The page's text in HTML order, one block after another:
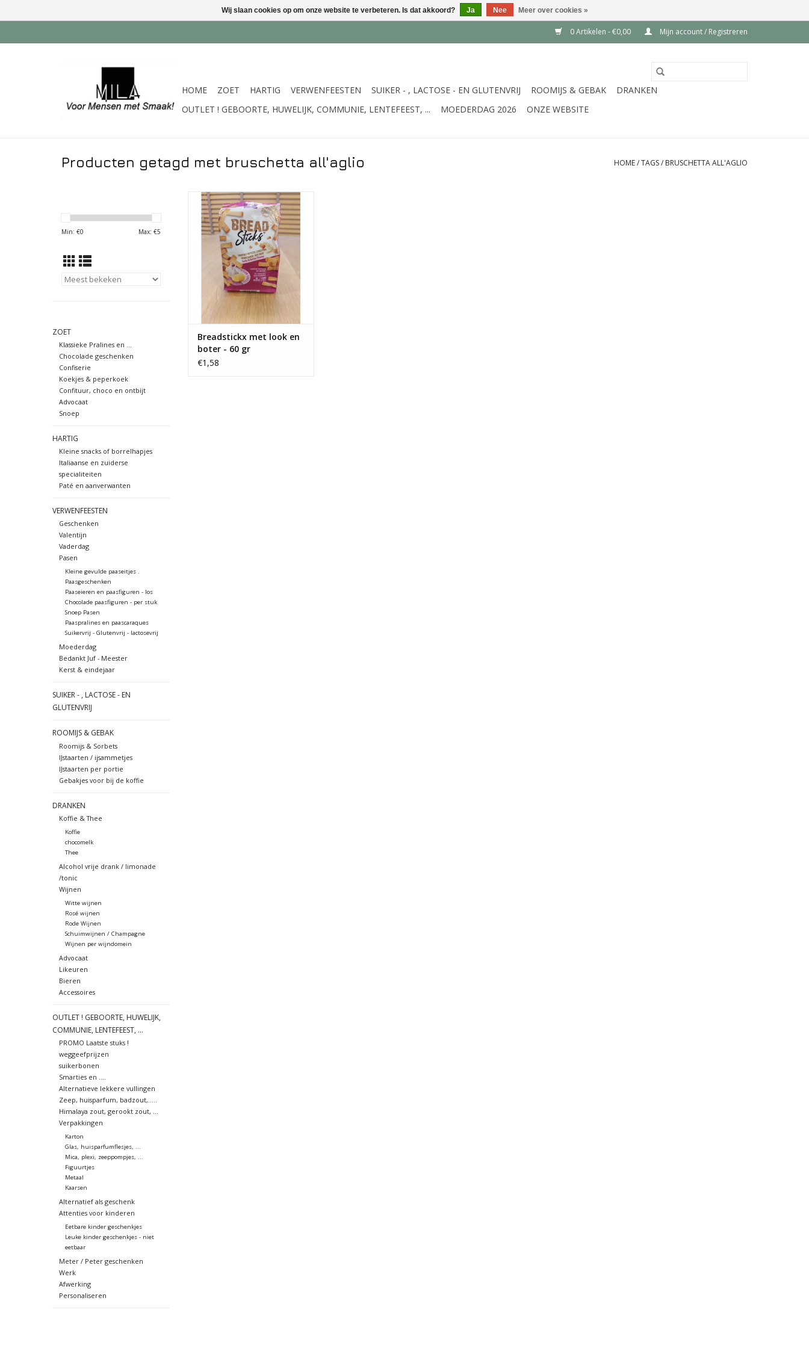
0 Artikelen - €0,00 Mijn account / Registreren
HOME ZOET HARTIG VERWENFEESTEN SUIKER - , LACTOSE - EN GLUTENVRIJ ROOMIJS & GEBAK
DRANKEN
OUTLET ! GEBOORTE, HUWELIJK, COMMUNIE, LENTEFEEST, ...
MOEDERDAG 2026 ONZE WEBSITE
Producten getagd met bruschetta all'aglio HOME/TAGS/ BRUSCHETTA ALL'AGLIO
Min: €0 Max: €5
ZOET
Klassieke Pralines en ...
Chocolade geschenken
Confiserie
Koekjes & peperkoek
Confituur, choco en ontbijt
Advocaat
Snoep
HARTIG
Kleine snacks of borrelhapjes
Italiaanse en zuiderse
specialiteiten
Paté en aanverwanten
VERWENFEESTEN
Geschenken
Valentijn
Vaderdag
Pasen
Kleine gevulde paaseitjes .
Paasgeschenken
Paaseieren en paasfiguren - los
Chocolade paasfiguren - per stuk
Snoep Pasen
Paaspralines en paascaraques
Suikervrij - Glutenvrij - lactosevrij
Moederdag
Bedankt Juf - Meester
Kerst & eindejaar
SUIKER - , LACTOSE - EN
GLUTENVRIJ
ROOMIJS & GEBAK
Roomijs & Sorbets
IJstaarten / ijsammetjes
IJstaarten per portie
Gebakjes voor bij de koffie
DRANKEN
Koffie & Thee
Koffie
chocomelk
Thee
Alcohol vrije drank / limonade
/tonic
Wijnen
Witte wijnen
Rosé wijnen
Rode Wijnen
Schuimwijnen / Champagne
Wijnen per wijndomein
Advocaat
Likeuren
Bieren
Accessoires
OUTLET ! GEBOORTE, HUWELIJK,
COMMUNIE, LENTEFEEST, ...
PROMO Laatste stuks !
weggeefprijzen
suikerbonen
Smarties en ....
Alternatieve lekkere vullingen
Zeep, huisparfum, badzout,.....
Himalaya zout, gerookt zout, ...
Verpakkingen
Karton
Glas, huisparfumflesjes, ...
Mica, plexi, zeeppompjes, ...
Figuurtjes
Metaal
Kaarsen
Alternatief als geschenk
Attenties voor kinderen
Eetbare kinder geschenkjes
Leuke kinder geschenkjes - niet
eetbaar
Meter / Peter geschenken
Werk
Afwerking
Personaliseren
Breadstickx met look en boter -
60 gr
TOEVOEGEN AAN WINKELWAGEN
Breadstickx met look en
boter - 60 gr
€1,58
Wij slaan cookies op om onze website te verbeteren. Is dat akkoord? Ja Nee Meer over cookies »